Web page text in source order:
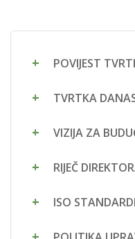
POVIJEST
TVRTKA
VIZIJA ZA
RIJEČ
ISO STANDARDI